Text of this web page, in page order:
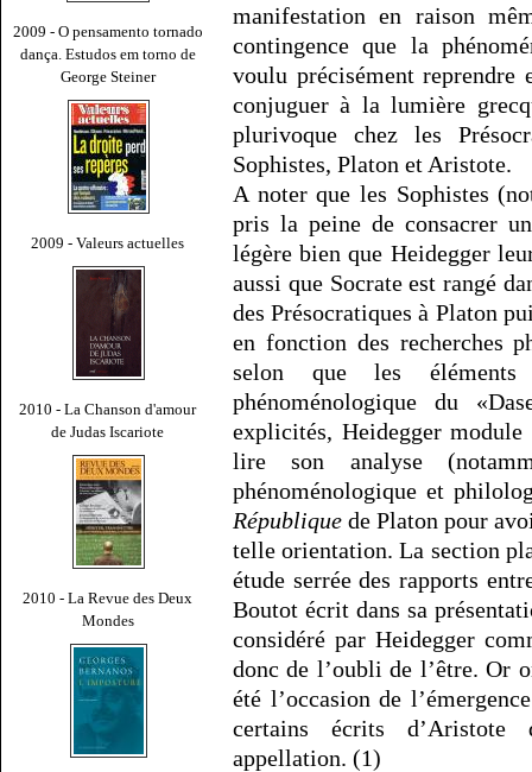
2009 - O pensamento tornado
dança. Estudos em torno de
George Steiner
2009 - Valeurs actuelles
2010 - La Chanson d'amour
de Judas Iscariote
2010 - La Revue des Deux
Mondes
manifestation en raison
contingence que la
voulu précisément reprendre
conjuguer à la lumière
plurivoque chez les
Sophistes, Platon et Aristote.
A noter que les Sophistes
pris la peine de consacrer
légère bien que Heidegger
aussi que Socrate est rangé
des Présocratiques à Platon
en fonction des recherches
selon que les éléments
phénoménologique du
explicités, Heidegger
lire son analyse
phénoménologique et
République de Platon pour
telle orientation. La section
étude serrée des rapports
Boutot écrit dans sa
considéré par Heidegger
donc de l’oubli de l’être. Or
été l’occasion de
certains écrits d’Aristote
appellation. (1)